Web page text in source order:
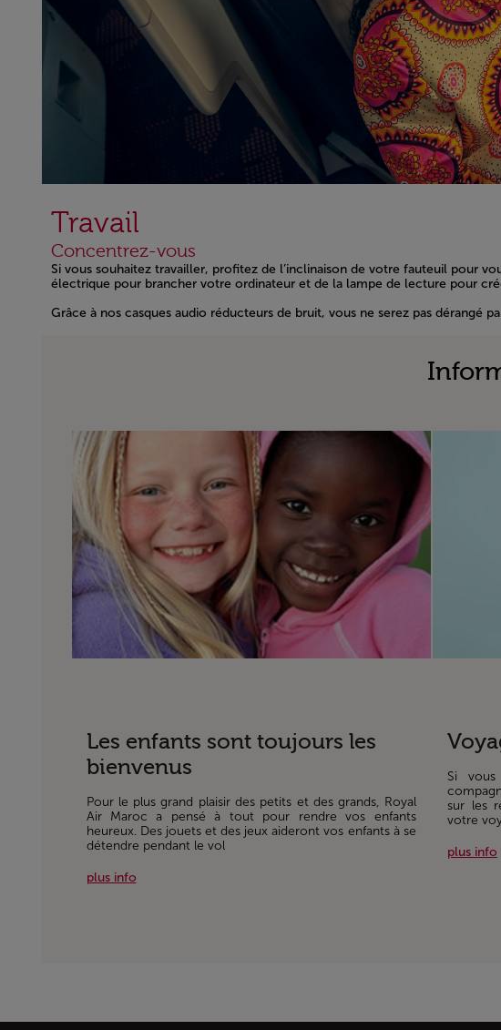
Travail
Concentrez-vous
Si vous souhaitez travailler, profitez de l’inclinaison de votre fauteuil pour
électrique pour brancher votre ordinateur et de la lampe de lecture pour
Grâce à nos casques audio réducteurs de bruit, vous ne serez pas dérangé
Les enfants sont toujours les
bienvenus
Pour le plus grand plaisir des petits et des grands, Royal
Air Maroc a pensé à tout pour rendre vos enfants
heureux. Des jouets et des jeux aideront vos enfants à se
détendre pendant le vol
plus info
Si
sur les
votre
plus info